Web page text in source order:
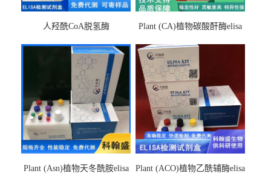
人羟酰CoA脱氢酶
Plant (CA)植物碳酸酐酶elisa
Plant (Asn)植物天冬酰胺elisa
Plant (ACO)植物乙酰辅酶elisa